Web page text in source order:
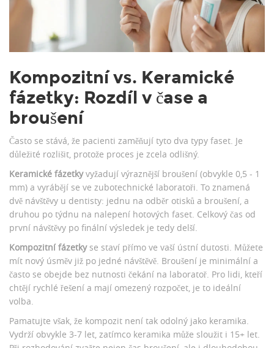
Kompozitní vs. Keramické
fázetky: Rozdíl v čase a
broušení
Často se stává, že pacienti zaměňují tyto dva typy faset. Je
důležité rozlišit, protože proces je zcela odlišný.
Keramické fázetkyvyžadují výraznější broušení (obvykle 0,5 - 1
mm) a vyrábějí se ve zubotechnické laboratoři. To znamená
dvě návštěvy u dentisty: jednu na odběr otisků a broušení, a
druhou po týdnu na nalepení hotových faset. Celkový čas od
první návštěvy po finální výsledek je tedy delší.
Kompozitní fázetkyse staví přímo ve vaší ústní dutosti. Můžete
mít nový úsměv již po jedné návštěvě. Broušení je minimální a
často se obejde bez nutnosti čekání na laboratoř. Pro lidi, kteří
chtějí rychlé řešení a mají omezený rozpočet, je to ideální
volba.
Pamatujte však, že kompozit není tak odolný jako keramika.
Vydrží obvykle 3-7 let, zatímco keramika může sloužit i 15+ let.